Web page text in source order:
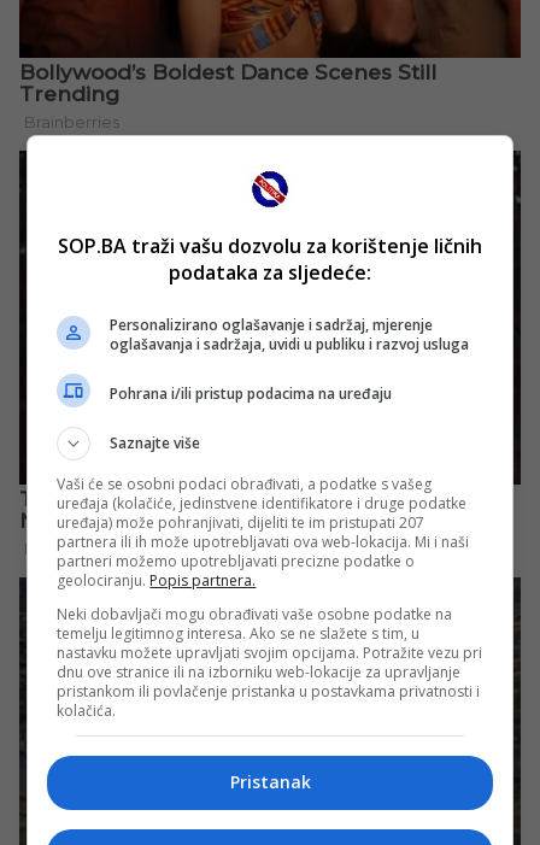
SOP.BA traži vašu dozvolu za korištenje ličnih
podataka za sljedeće:
Personalizirano oglašavanje i sadržaj, mjerenje
oglašavanja i sadržaja, uvidi u publiku i razvoj usluga
Pohrana i/ili pristup podacima na uređaju
Saznajte više
Vaši će se osobni podaci obrađivati, a podatke s vašeg
uređaja (kolačiće, jedinstvene identifikatore i druge podatke
uređaja) može pohranjivati, dijeliti te im pristupati 207
partnera ili ih može upotrebljavati ova web-lokacija. Mi i naši
partneri možemo upotrebljavati precizne podatke o
geolociranju. Popis partnera.
Neki dobavljači mogu obrađivati vaše osobne podatke na
temelju legitimnog interesa. Ako se ne slažete s tim, u
nastavku možete upravljati svojim opcijama. Potražite vezu pri
dnu ove stranice ili na izborniku web-lokacije za upravljanje
pristankom ili povlačenje pristanka u postavkama privatnosti i
kolačića.
Pristanak